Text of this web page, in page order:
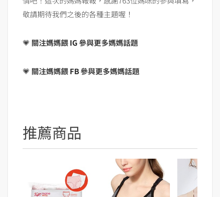
敬請期待我們之後的各種主題喔！
💗 關注媽媽餵IG參與更多媽媽話題
💗 關注媽媽餵FB參與更多媽媽話題
推薦商品